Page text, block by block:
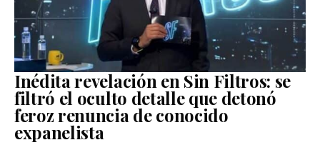
Inédita revelación en Sin Filtros: se
filtró el oculto detalle que detonó
feroz renuncia de conocido
expanelista